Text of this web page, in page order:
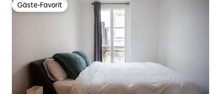
Gäste-Favorit
Gäste-Favorit